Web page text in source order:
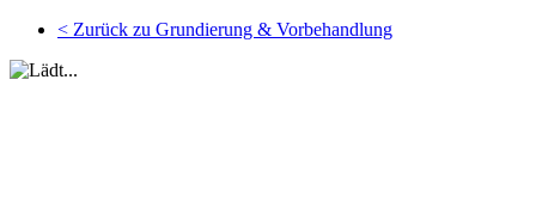
< Zurück zu Grundierung & Vorbehandlung